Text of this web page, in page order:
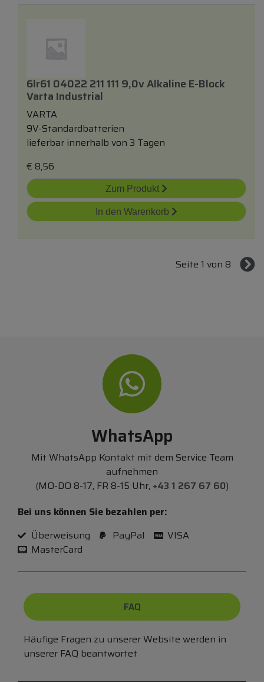
6lr61 04022 211 111 9,0v Alkaline E-Block
Varta Industrial
VARTA
9V-Standardbatterien
lieferbar innerhalb von 3 Tagen
€ 8,56
Zum Produkt
In den Warenkorb
Seite 1 von 8
WhatsApp
Mit WhatsApp Kontakt mit dem Service Team
aufnehmen
(MO-DO 8-17, FR 8-15 Uhr, +43 1 267 67 60)
Bei uns können Sie bezahlen per:
Überweisung
PayPal
VISA
MasterCard
FAQ
Häufige Fragen zu unserer Website werden in
unserer FAQ beantwortet